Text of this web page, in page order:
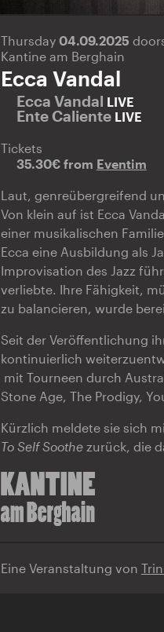
Thursday 04.09.2025
Kantine am Berghain
Ecca Vandal
Ecca Vandal LIVE
Ente Caliente LIVE
Tickets
35.30€ from Eventim
Laut, genreübergreifend
Von klein auf ist Ecca
einer musikalischen
Ecca eine Ausbildung als
Improvisation des Jazz
verliebte. Ihre Fähigkeit,
zu balancieren, wurde
Seit der Veröffentlichung
kontinuierlich
mit Tourneen durch
Stone Age, The Prodigy,
Kürzlich meldete sie sich
To Self Soothezurück, die
Eine Veranstaltung von